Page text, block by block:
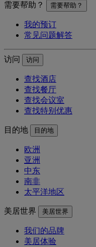
需要帮助？
需要帮助？
我的预订
常见问题解答
访问 访问
查找酒店
查找餐厅
查找会议室
查找特别优惠
目的地 目的地
欧洲
亚洲
中东
南非
太平洋地区
美居世界 美居世界
我们的品牌
美居体验